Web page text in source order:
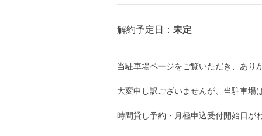
8月15日 (土)
解約予定日： 未定
当駐車場ページをご覧いただき、あり
大変申し訳ございませんが、当駐車場
時間貸し予約・月極申込受付開始日が